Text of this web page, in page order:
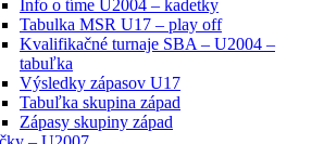
Info o tíme U2004 – kadetky
Tabulka MSR U17 – play off
Kvalifikačné turnaje SBA – U2004 –
tabuľka
Výsledky zápasov U17
Tabuľka skupina západ
Zápasy skupiny západ